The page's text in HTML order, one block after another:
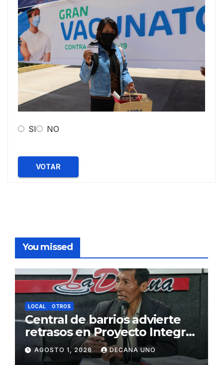
SI NO
VOTAR
You missed
LOCAL OTROS
Central de barrios advierte
retrasos en Proyecto Integral
de Agua y Alcantarillado para
Juliaca
AGOSTO 1, 2026 DECANA UNO